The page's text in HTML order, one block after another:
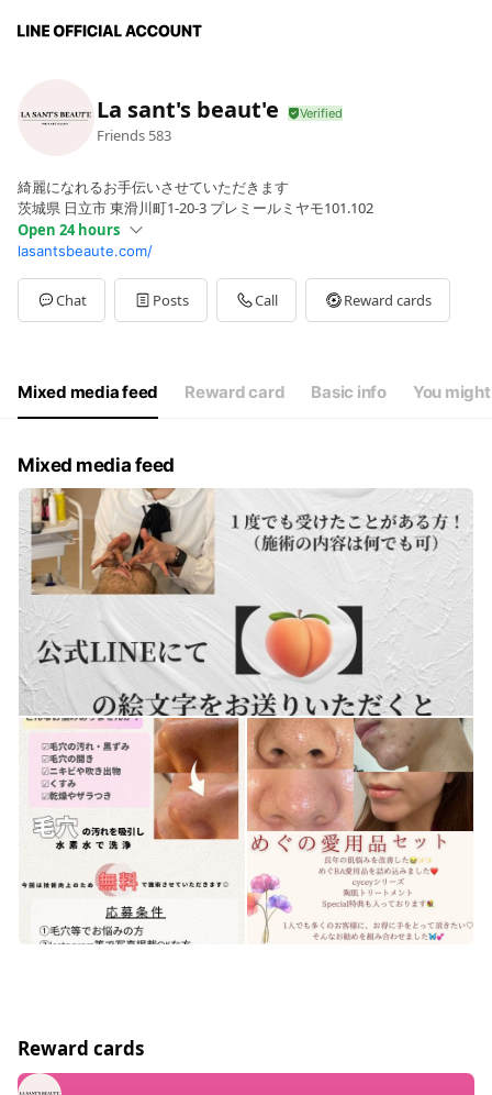
La sant's beaut'e
Friends 583
綺麗になれるお手伝いさせていただきます
茨城県 日立市 東滑川町1-20-3 プレミールミヤモ101.102
Open 24 hours
Sun00:00 - 00:00
Mon00:00 - 00:00
Tue00:00 - 00:00
Wed00:00 - 00:00
Sat
00:00 - 00:00
10:00〜17:30
lasantsbeaute.com/
Chat Posts Call Reward cards
Mixed media feed Reward card Basic info You
Mixed media feed
Reward cards